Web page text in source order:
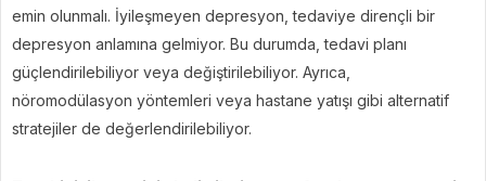
emin olunmalı. İyileşmeyen depresyon, tedaviye dirençli bir
depresyon anlamına gelmiyor. Bu durumda, tedavi planı
güçlendirilebiliyor veya değiştirilebiliyor. Ayrıca,
nöromodülasyon yöntemleri veya hastane yatışı gibi alternatif
stratejiler de değerlendirilebiliyor.